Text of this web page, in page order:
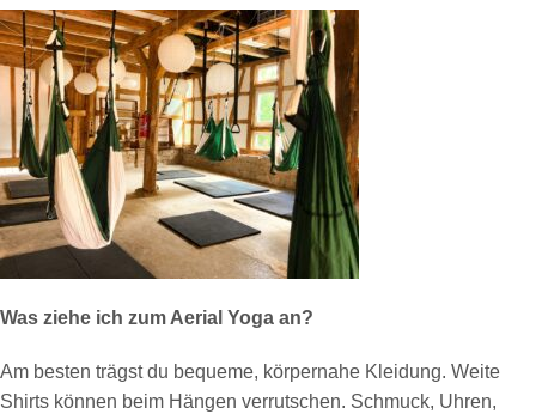
Was ziehe ich zum Aerial Yoga an?
Am besten trägst du bequeme, körpernahe Kleidung. Weite
Shirts können beim Hängen verrutschen. Schmuck, Uhren,